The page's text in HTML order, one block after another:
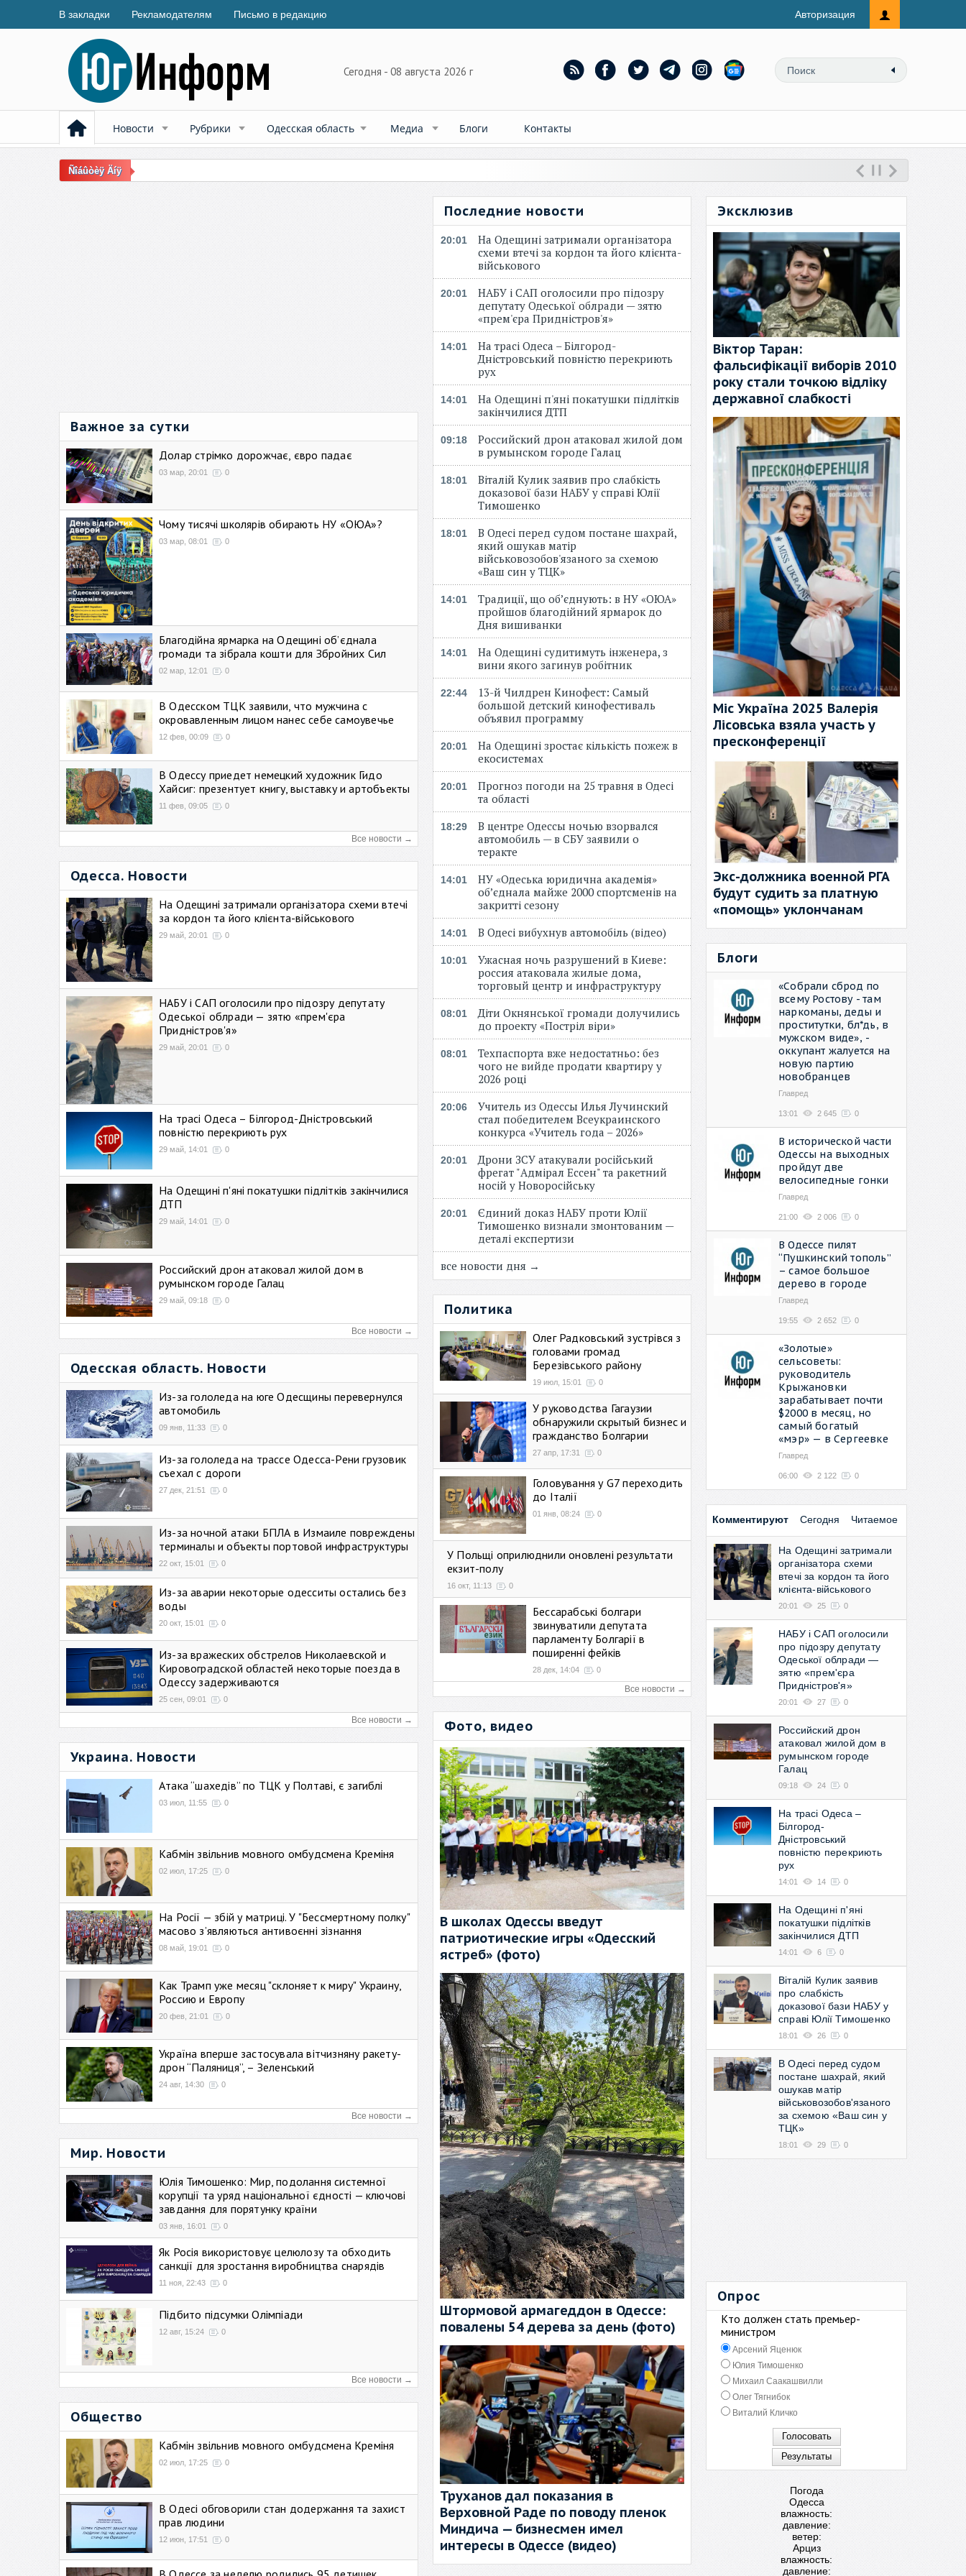
В закладки Рекламодателям Письмо в редакцию Авторизация
Сегодня - 08 августа 2026 г
Новости Рубрики Одесская область Медиа Блоги Контакты
Ñîáûòèÿ Äíÿ
Важное за сутки
Долар стрімко дорожчає, євро падає
03 мар, 20:01 0
Чому тисячі школярів обирають НУ «ОЮА»?
03 мар, 08:01 0
Благодійна ярмарка на Одещині об’єднала
громади та зібрала кошти для Збройних Сил
02 мар, 12:01 0
В Одесском ТЦК заявили, что мужчина с
окровавленным лицом нанес себе самоувечье
12 фев, 00:09 0
В Одессу приедет немецкий художник Гидо
Хайсиг: презентует книгу, выставку и артобъекты
11 фев, 09:05 0
Все новости →
Одесса. Новости
На Одещині затримали організатора схеми втечі
за кордон та його клієнта-військового
29 май, 20:01 0
НАБУ і САП оголосили про підозру депутату
Одеської облради — зятю «прем'єра
Придністров'я»
29 май, 20:01 0
На трасі Одеса – Білгород-Дністровський
повністю перекриють рух
29 май, 14:01 0
На Одещині п'яні покатушки підлітків закінчилися
ДТП
29 май, 14:01 0
Российский дрон атаковал жилой дом в
румынском городе Галац
29 май, 09:18 0
Все новости →
Одесская область. Новости
Из-за гололеда на юге Одесщины перевернулся
автомобиль
09 янв, 11:33 0
Из-за гололеда на трассе Одесса-Рени грузовик
съехал с дороги
27 дек, 21:51 0
Из-за ночной атаки БПЛА в Измаиле повреждены
терминалы и объекты портовой инфраструктуры
22 окт, 15:01 0
Из-за аварии некоторые одесситы остались без
воды
20 окт, 15:01 0
Из-за вражеских обстрелов Николаевской и
Кировоградской областей некоторые поезда в
Одессу задерживаются
25 сен, 09:01 0
Все новости →
Украина. Новости
Атака “шахедів” по ТЦК у Полтаві, є загиблі
03 июл, 11:55 0
Кабмін звільнив мовного омбудсмена Креміня
02 июл, 17:25 0
На Росії — збій у матриці. У "Бессмертному полку"
масово зʼявляються антивоєнні зізнання
08 май, 19:01 0
Как Трамп уже месяц "склоняет к миру" Украину,
Россию и Европу
20 фев, 21:01 0
Україна вперше застосувала вітчизняну ракету-
дрон “Паляниця”, – Зеленський
24 авг, 14:30 0
Все новости →
Мир. Новости
Юлія Тимошенко: Мир, подолання системної
корупції та уряд національної єдності — ключові
завдання для порятунку країни
03 янв, 16:01 0
Як Росія використовує целюлозу та обходить
санкції для зростання виробництва снарядів
11 ноя, 22:43 0
Підбито підсумки Олімпіади
12 авг, 15:24 0
Все новости →
Общество
Кабмін звільнив мовного омбудсмена Креміня
02 июл, 17:25 0
В Одесі обговорили стан додержання та захист
прав людини
12 июн, 17:51 0
Последние новости
20:01
На Одещині затримали організатора
схеми втечі за кордон та його клієнта-
військового
20:01
НАБУ і САП оголосили про підозру
депутату Одеської облради — зятю
«прем'єра Придністров'я»
14:01
На трасі Одеса – Білгород-
Дністровський повністю перекриють
рух
14:01
На Одещині п'яні покатушки підлітків
закінчилися ДТП
09:18
Российский дрон атаковал жилой дом
в румынском городе Галац
18:01
Віталій Кулик заявив про слабкість
доказової бази НАБУ у справі Юлії
Тимошенко
18:01
В Одесі перед судом постане шахрай,
який ошукав матір
військовозобов'язаного за схемою
«Ваш син у ТЦК»
14:01
Традиції, що об’єднують: в НУ «ОЮА»
пройшов благодійний ярмарок до
Дня вишиванки
14:01
На Одещині судитимуть інженера, з
вини якого загинув робітник
22:44
13-й Чилдрен Кинофест: Самый
большой детский кинофестиваль
объявил программу
20:01
На Одещині зростає кількість пожеж в
екосистемах
20:01
Прогноз погоди на 25 травня в Одесі
та області
18:29
В центре Одессы ночью взорвался
автомобиль — в СБУ заявили о
теракте
14:01
НУ «Одеська юридична академія»
об’єднала майже 2000 спортсменів на
закритті сезону
14:01 В Одесі вибухнув автомобіль (відео)
10:01
Ужасная ночь разрушений в Киеве:
россия атаковала жилые дома,
торговый центр и инфраструктуру
08:01
Діти Окнянської громади долучились
до проекту «Постріл віри»
08:01
Техпаспорта вже недостатньо: без
чого не вийде продати квартиру у
2026 році
20:06
Учитель из Одессы Илья Лучинский
стал победителем Всеукраинского
конкурса «Учитель года – 2026»
20:01
Дрони ЗСУ атакували російський
фрегат "Адмірал Ессен" та ракетний
носій у Новоросійську
20:01
Єдиний доказ НАБУ проти Юлії
Тимошенко визнали змонтованим —
деталі експертизи
все новости дня →
Политика
Олег Радковський зустрівся з
головами громад
Березівського району
19 июл, 15:01 0
У руководства Гагаузии
обнаружили скрытый бизнес и
гражданство Болгарии
27 апр, 17:31 0
Головування у G7 переходить
до Італії
01 янв, 08:24 0
У Польщі оприлюднили оновлені результати
екзит-полу
16 окт, 11:13 0
Бессарабські болгари
звинуватили депутата
парламенту Болгарії в
поширенні фейків
28 дек, 14:04 0
Все новости →
Фото, видео
В школах Одессы введут
патриотические игры «Одесский
ястреб» (фото)
Штормовой армагеддон в Одессе:
повалены 54 дерева за день (фото)
Труханов дал показания в
Верховной Раде по поводу пленок
Миндича — бизнесмен имел
интересы в Одессе (видео)
Эксклюзив
Віктор Таран:
фальсифікації виборів 2010
року стали точкою відліку
державної слабкості
Міс Україна 2025 Валерія
Лісовська взяла участь у
пресконференції
Экс-должника военной РГА
будут судить за платную
«помощь» уклончанам
Блоги
«Собрали сброд по
всему Ростову - там
наркоманы, деды и
проститутки, бл*дь, в
мужском виде», -
оккупант жалуется на
новую партию
новобранцев
Главред
13:01 2 645 0
В исторической части
Одессы на выходных
пройдут две
велосипедные гонки
Главред
21:00 2 006 0
В Одессе пилят
“Пушкинский тополь”
– самое большое
дерево в городе
Главред
19:55 2 652 0
«Золотые»
сельсоветы:
руководитель
Крыжановки
зарабатывает почти
$2000 в месяц, но
самый богатый
«мэр» — в Сергеевке
Главред
06:00 2 122 0
Комментируют Сегодня Читаемое
На Одещині затримали
організатора схеми
втечі за кордон та його
клієнта-військового
20:01 25 0
НАБУ і САП оголосили
про підозру депутату
Одеської облради —
зятю «прем'єра
Придністров'я»
20:01 27 0
Российский дрон
атаковал жилой дом в
румынском городе
Галац
09:18 24 0
На трасі Одеса –
Білгород-
Дністровський
повністю перекриють
рух
14:01 14 0
На Одещині п'яні
покатушки підлітків
закінчилися ДТП
14:01 6 0
Віталій Кулик заявив
про слабкість
доказової бази НАБУ у
справі Юлії Тимошенко
18:01 26 0
В Одесі перед судом
постане шахрай, який
ошукав матір
військовозобов'язаного
за схемою «Ваш син у
ТЦК»
18:01 29 0
Опрос
Кто должен стать премьер-
министром
Арсений Яценюк
Юлия Тимошенко
Михаил Саакашвилли
Олег Тягнибок
Виталий Кличко
Погода
Одесса
влажность:
давление:
ветер:
Арциз
влажность:
давление: